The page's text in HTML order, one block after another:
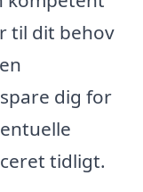
til dit behov
dig for
tidligt.